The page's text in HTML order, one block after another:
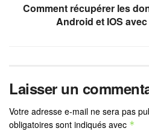
Comment récupérer les
Android et IOS
Laisser un
Votre adresse e-mail ne sera pas
obligatoires sont indiqués avec *